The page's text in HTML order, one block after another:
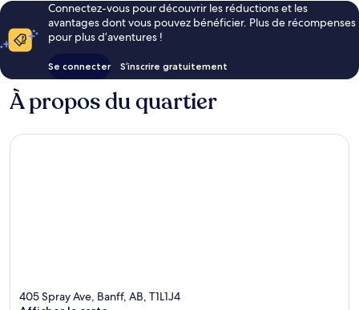
Connectez-vous pour découvrir les réductions et les
avantages dont vous pouvez bénéficier. Plus de récompenses
pour plus d’aventures !
Se connecter S’inscrire gratuitement
À propos du quartier
405 Spray Ave, Banff, AB, T1L1J4